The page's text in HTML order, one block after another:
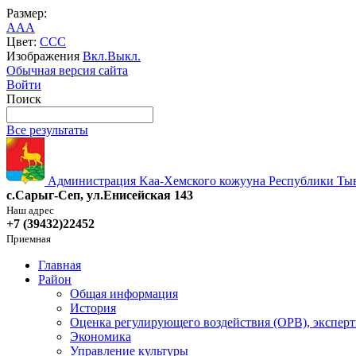
Размер:
AAA
Цвет: CCC
Изображения Вкл.Выкл.
Обычная версия сайта
Войти
Поиск
Все результаты
Администрация Kaa-Хемского кожууна Республики
с.Сарыг-Сеп, ул.Енисейская 143
Наш адрес
+7 (39432)22452
Приемная
Главная
Район
Общая информация
История
Оценка регулирующего воздействия (ОРВ),
Экономика
Управление культуры